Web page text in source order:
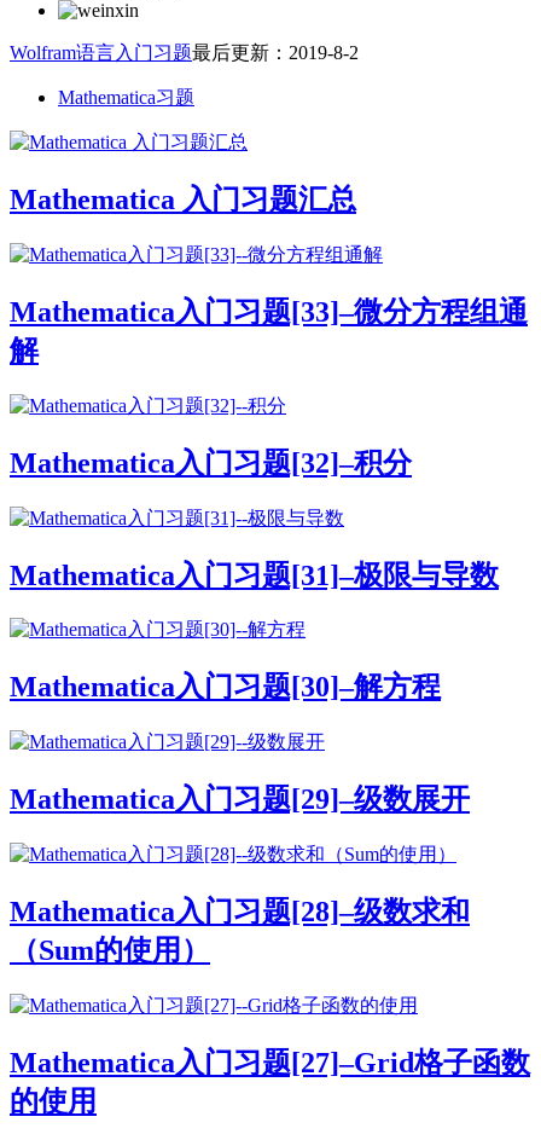
Wolfram语言入门习题最后更新：2019-8-2
Mathematica习题
Mathematica 入门习题汇总
Mathematica入门习题[33]–微分方程组通
解
Mathematica入门习题[32]–积分
Mathematica入门习题[31]–极限与导数
Mathematica入门习题[30]–解方程
Mathematica入门习题[29]–级数展开
Mathematica入门习题[28]–级数求和
（Sum的使用）
Mathematica入门习题[27]–Grid格子函数
的使用